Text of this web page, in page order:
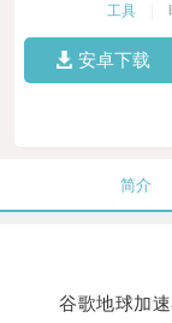
工具
安卓下载
简介
谷歌地球加速